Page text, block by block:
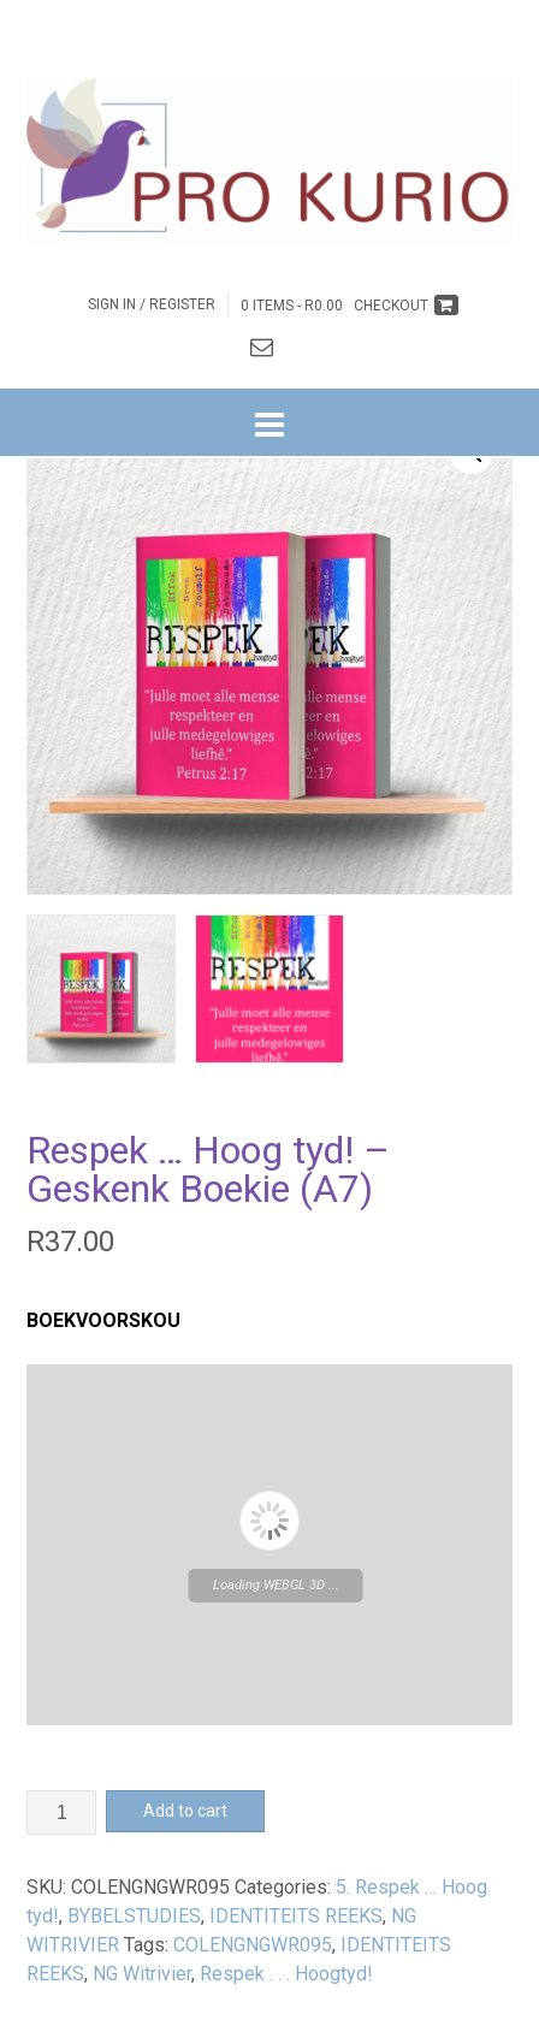
SIGN IN / REGISTER 0 ITEMS - R0.00 CHECKOUT
HOOG TYD!/ RESPEK … HOOG TYD! – GESKENK BOEKIE (A7)
Respek … Hoog tyd! –
Geskenk Boekie (A7)
R37.00
BOEKVOORSKOU
Loading WEBGL 3D ...
Respek
...
tyd!
-
Geskenk
Boekie
Add to cart
SKU: COLENGNGWR095 Categories: 5. Respek … Hoog
tyd!, BYBELSTUDIES, IDENTITEITS REEKS, NG
WITRIVIER Tags: COLENGNGWR095,
IDENTITEITS
REEKS, NG Witrivier, Respek . . . Hoogtyd!